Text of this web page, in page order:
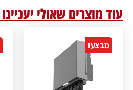
עוד מוצרים שאולי
מבצע!